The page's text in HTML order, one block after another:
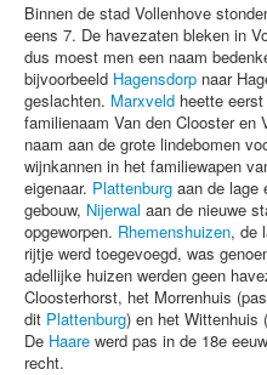
Binnen de stad Vollenhove
eens 7. De havezaten bleken in
dus moest men een naam
bijvoorbeeld Hagensdorp naar
geslachten. Marxveld heette
familienaam Van den Clooster en
naam aan de grote lindebomen
wijnkannen in het familiewapen
eigenaar. Plattenburg aan de lage
gebouw, Nijerwal aan de nieuwe
opgeworpen. Rhemenshuizen, de
rijtje werd toegevoegd, was
adellijke huizen werden geen
Cloosterhorst, het Morrenhuis
dit Plattenburg) en het Wittenhuis
De Haare werd pas in de 18e
recht.